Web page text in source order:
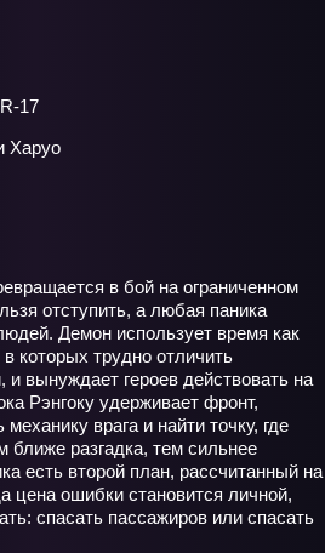
R-17
Харуо
в бой на ограниченном
отступить, а любая паника
Демон использует время как
которых трудно отличить
и вынуждает героев действовать на
Рэнгоку удерживает фронт,
врага и найти точку, где
разгадка, тем сильнее
есть второй план, рассчитанный на
цена ошибки становится личной,
спасать пассажиров или спасать